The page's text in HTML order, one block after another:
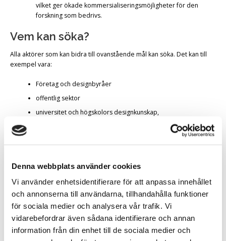
Denna webbplats använder cookies
Vi använder enhetsidentifierare för att anpassa innehållet
och annonserna till användarna, tillhandahålla funktioner
för sociala medier och analysera vår trafik. Vi
vidarebefordrar även sådana identifierare och annan
information från din enhet till de sociala medier och
vilket ger ökade kommersialiseringsmöjligheter för den
forskning som bedrivs.
Vem kan söka?
Alla aktörer som kan bidra till ovanstående mål kan söka. Det kan till
exempel vara:
Företag och designbyråer
offentlig sektor
universitet och högskolors designkunskap,
samhällsvetenskapliga, humanistiska, tekniska och
institut med anknytning till området
Projekt där olika typer av aktörer (bransch, akademi, offentlig sektor
och forskningsinstitut) samverkar ses som positivt. Jämställdhet och
mångfald ska beaktas vid sammansättning av projektgruppen, vid val
av projektledare och vid projektets genomförande, innehåll, samt i
dess mål och effekter.